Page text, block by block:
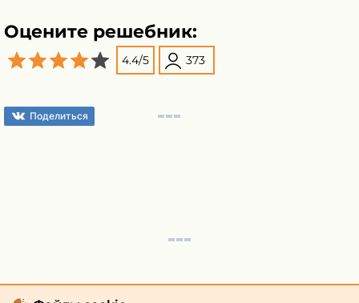
Оцените решебник:
4.4/5 373
Поделиться